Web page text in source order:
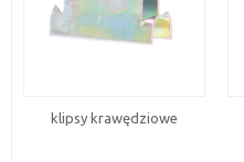
klipsy krawędziowe